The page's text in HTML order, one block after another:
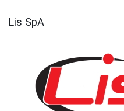
Lis SpA